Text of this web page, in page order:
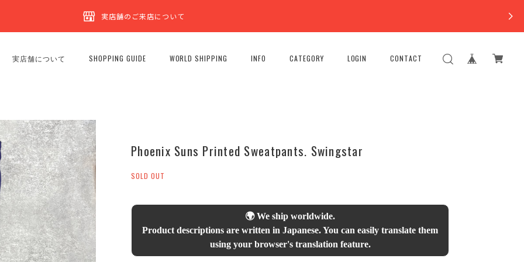
実店舗のご来店について
実店舗について SHOPPING GUIDE WORLD SHIPPING INFO CATEGORY LOGIN CONTACT
Phoenix Suns Printed Sweatpants. Swingstar
SOLD OUT
🌍 We ship worldwide.
Product descriptions are written in Japanese. You can easily translate them
using your browser's translation feature.